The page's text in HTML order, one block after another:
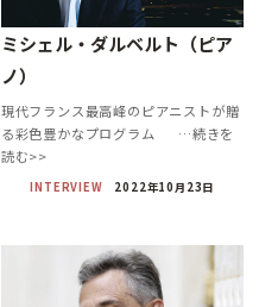
ミシェル・ダルベルト（ピア
ノ）
現代フランス最高峰のピアニストが贈
る彩色豊かなプログラム …続きを
読む>>
INTERVIEW 2022年10月23日